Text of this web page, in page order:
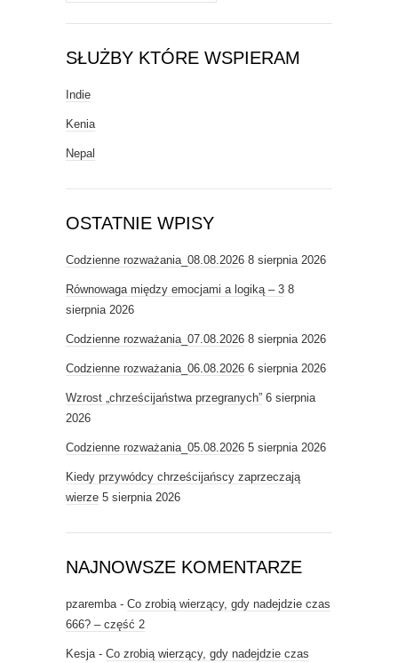
SŁUŻBY KTÓRE WSPIERAM
Indie
Kenia
Nepal
OSTATNIE WPISY
Codzienne rozważania_08.08.2026 8 sierpnia 2026
Równowaga między emocjami a logiką – 3 8
sierpnia 2026
Codzienne rozważania_07.08.2026 8 sierpnia 2026
Codzienne rozważania_06.08.2026 6 sierpnia 2026
Wzrost „chrześcijaństwa przegranych” 6 sierpnia
2026
Codzienne rozważania_05.08.2026 5 sierpnia 2026
Kiedy przywódcy chrześcijańscy zaprzeczają
wierze 5 sierpnia 2026
NAJNOWSZE KOMENTARZE
pzaremba- Co zrobią wierzący, gdy nadejdzie czas
666? – część 2
Kesja- Co zrobią wierzący, gdy nadejdzie czas